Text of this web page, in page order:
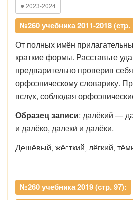
● 2023-2024
№260 учебника 2011-2018 (стр.
От полных имён
краткие формы. Расставьте
предварительно проверив
орфоэпическому словарику.
вслух, соблюдая
Образец записи: далёкий —
и далёко, далеки́ и далёки.
Дешёвый, жёсткий, лёгкий,
№260 учебника 2019 (стр. 97):